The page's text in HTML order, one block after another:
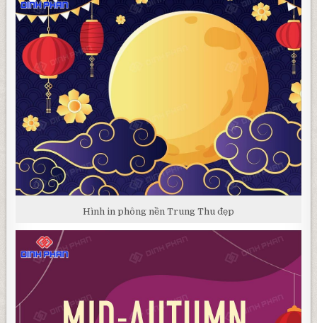
Hình in phông nền Trung Thu đẹp